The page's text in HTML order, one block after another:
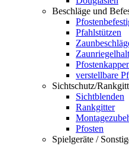
Beschläge und
Pfahlstützen
verstellbare
Sichtschutz/
Sichtblenden
Rankgitter
Pfosten
Spielgeräte /